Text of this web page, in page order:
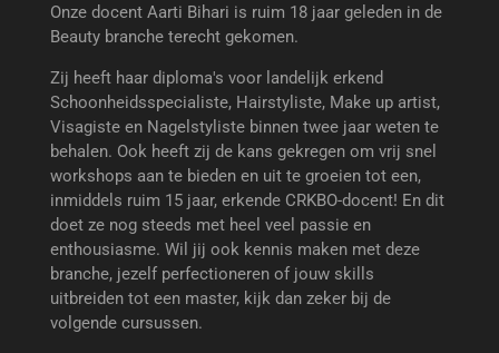
Onze docent Aarti Bihari is ruim 18 jaar geleden in de
Beauty branche terecht gekomen.
Zij heeft haar diploma's voor landelijk erkend
Schoonheidsspecialiste, Hairstyliste, Make up artist,
Visagiste en Nagelstyliste binnen twee jaar weten te
behalen. Ook heeft zij de kans gekregen om vrij snel
workshops aan te bieden en uit te groeien tot een,
inmiddels ruim 15 jaar, erkende CRKBO-docent! En dit
doet ze nog steeds met heel veel passie en
enthousiasme. Wil jij ook kennis maken met deze
branche, jezelf perfectioneren of jouw skills
uitbreiden tot een master, kijk dan zeker bij de
volgende cursussen.